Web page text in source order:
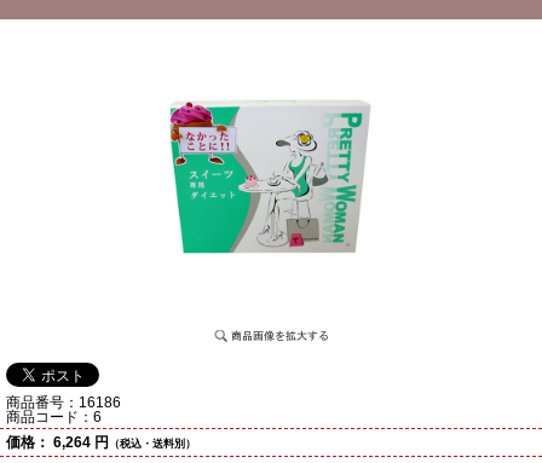
商品番号： 16186
商品コード： 6
価格： 6,264 円 （税込・送料別）